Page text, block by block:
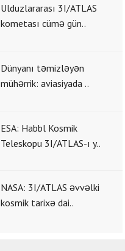
Ulduzlararası 3I/ATLAS
kometası cümə gün..
Dünyanı təmizləyən
mühərrik: aviasiyada ..
ESA: Habbl Kosmik
Teleskopu 3I/ATLAS-ı y..
NASA: 3I/ATLAS əvvəlki
kosmik tarixə dai..